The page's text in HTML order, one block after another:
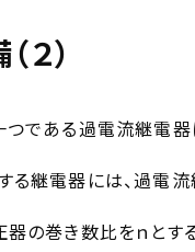
）
である過電流継電器
継電器には、過電
の巻き数比をｎと